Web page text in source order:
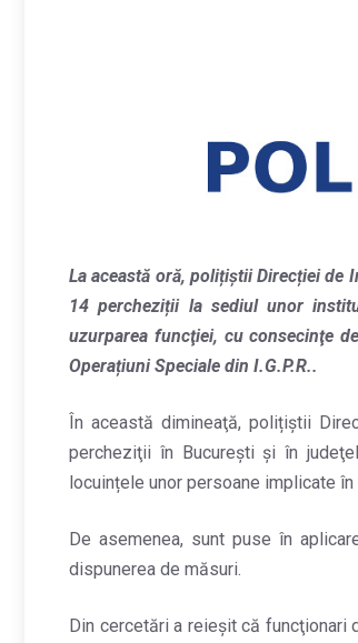
La această oră, polițiștii Direcției de
14 percheziții la sediul unor
uzurparea funcţiei, cu consecinţe
Operațiuni Speciale din I.G.P.R..
În această dimineaţă, polițiștii
percheziţii în Bucureşti şi în
locuințele unor persoane implicate
De asemenea, sunt puse în
dispunerea de măsuri.
Din cercetări a reieșit că funcţionari